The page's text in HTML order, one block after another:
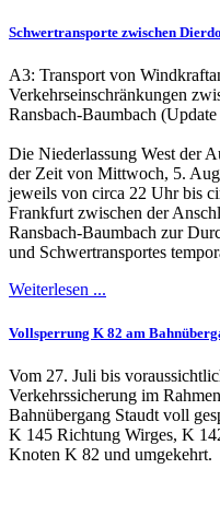
Schwertransporte zwischen
A3: Transport von
Verkehrseinschränkungen
Ransbach-Baumbach
Die Niederlassung West der
der Zeit von Mittwoch, 5.
jeweils von circa 22 Uhr bis
Frankfurt zwischen der
Ransbach-Baumbach zur
und Schwertransportes
Weiterlesen ...
Vollsperrung K 82 am
Vom 27. Juli bis
Verkehrssicherung im
Bahnübergang Staudt voll
K 145 Richtung Wirges, K
Knoten K 82 und umgekehrt.